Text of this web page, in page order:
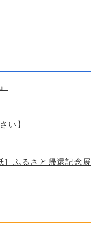
い】
ふるさと帰還記念